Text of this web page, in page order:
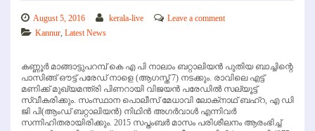
August 5, 2016 kerala-live
Leave a comment
Kannur Latest News
കണ്ണൂര്‍ മാങ്ങാട്ടുപറമ്പ് കെ എ പി നാലാം ബറ്റാലിയന്‍ പുതിയ ബാച്ചിന്റെ
പാസിങ്ങ് ഔട്ട് പരേഡ് നാളെ (ആഗസ്ത് 7) നടക്കും. രാവിലെ എട്ട്
മണിക്ക് മുഖ്യമന്ത്രി പിണറായി വിജയന്‍ പരേഡില്‍ സല്യൂട്ട്
സ്വീകരിക്കും. സംസ്ഥാന പൊലീസ് മേധാവി ലോക്‌നാഥ് ബഹ്‌റ, എ ഡി
ജി പി(ആംഡ് ബറ്റാലിയന്‍) നിഥിന്‍ അഗര്‍വാള്‍ എന്നിവര്‍
സന്നിഹിതരായിരിക്കും. 2015 സപ്തംബര്‍ മാസം പരിശീലനം ആരംഭിച്ച്